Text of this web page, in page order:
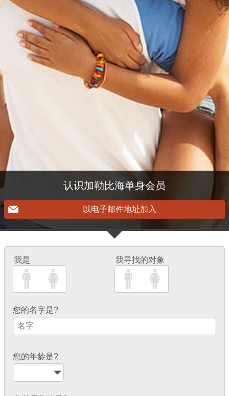
认识加勒比海单身会员
以电子邮件地址加入
我是 我寻找的对象
您的名字是?
您的年龄是?